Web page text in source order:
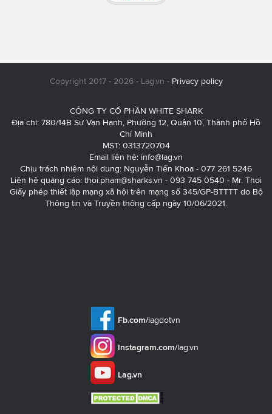
Copyright 2017 - 2026 - Lag.vn - Privacy policy
CÔNG TY CỔ PHẦN WHITE SHARK
Địa chỉ: 780/14B Sư Vạn Hạnh, Phường 12, Quận 10, Thành phố Hồ
Chí Minh
MST: 0313720704
Email liên hệ: info@lag.vn
Chịu trách nhiệm nội dung: Nguyễn Tiến Khoa - 077 261 5246
Liên hệ quảng cáo: thoi.pham@sharks.vn - 093 745 0540 - Mr. Thơi
Giấy phép thiết lập mạng xã hội trên mạng số 345/GP-BTTTT do Bộ
Thông tin và Truyền thông cấp ngày 10/06/2021.
Fb.com/lagdotvn
Instagram.com/lag.vn
Lag.vn